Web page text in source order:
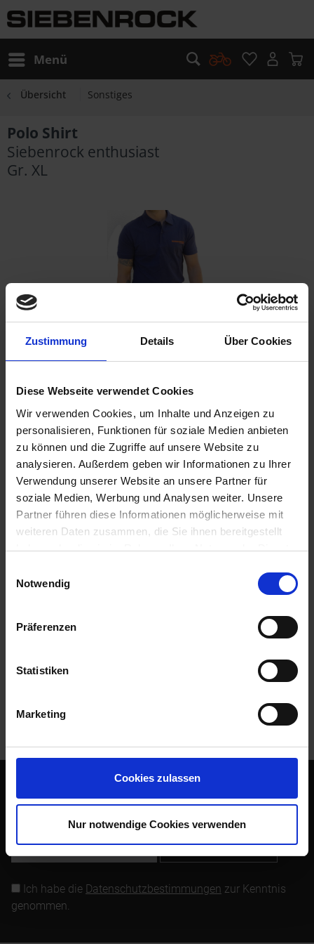
Zustimmung Details Über Cookies
Diese Webseite verwendet Cookies
Wir verwenden Cookies, um Inhalte und Anzeigen zu
personalisieren, Funktionen für soziale Medien anbieten
zu können und die Zugriffe auf unsere Website zu
analysieren. Außerdem geben wir Informationen zu Ihrer
Verwendung unserer Website an unsere Partner für
soziale Medien, Werbung und Analysen weiter. Unsere
Partner führen diese Informationen möglicherweise mit
weiteren Daten zusammen, die Sie ihnen bereitgestellt
haben oder die sie im Rahmen Ihrer Nutzung der Dienste
Cookies, wenn Sie unsere Webseite weiterhin nutzen.
Notwendig
Präferenzen
Statistiken
Marketing
Cookies zulassen
Nur notwendige Cookies verwenden
Menü
Übersicht Sonstiges
Polo Shirt
Siebenrock enthusiast
Gr. XL
33,31 €
inkl. ges. USt., zzgl. Versandkosten
Sofort versandfertig, Lieferzeit ca. 2-4 Werktage innerhalb
Deutschlands
In den Warenkorb
Merken Bewerten
Artikel Nr.: 7800222
Farbe marine. Aufdruck Flex Druck in orange. 100 %
mehr
Abonnieren Sie den kostenlosen Newsletter und verpassen
Ich habe die Datenschutzbestimmungen zur Kenntnis
genommen.